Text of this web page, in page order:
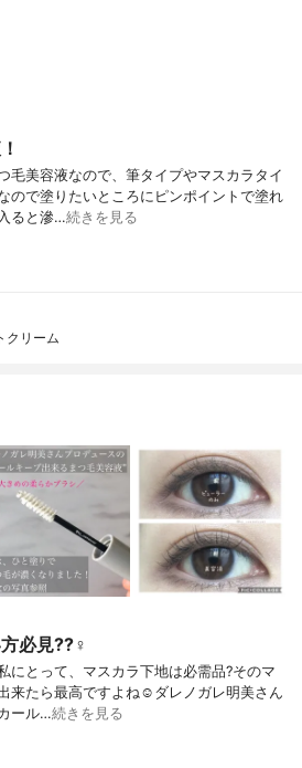
毛美容液なので、筆タイプやマスカラタイ
ので塗りたいところにピンポイントで塗れ
ると滲…続きを見る
クリーム
必見??‍♀️
にとって、マスカラ下地は必需品?そのマ
来たら最高ですよね☺️ダレノガレ明美さん
ール…続きを見る